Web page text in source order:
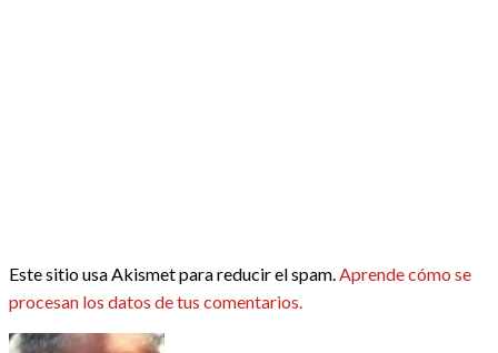
Este sitio usa Akismet para reducir el spam.Aprende cómo se
procesan los datos de tus comentarios.